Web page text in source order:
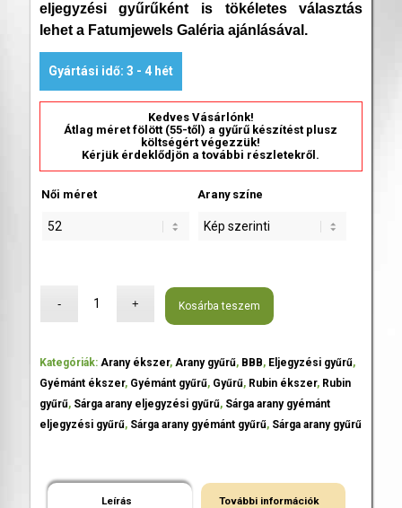
eljegyzési gyűrűként is tökéletes választás
lehet a Fatumjewels Galéria ajánlásával.
Gyártási idő: 3 - 4 hét
Kedves Vásárlónk!
Átlag méret fölött (55-től) a gyűrű készítést plusz
költségért végezzük!
Kérjük érdeklődjön a további részletekről.
Női méret Arany színe
Kosárba teszem
Kategóriák: Arany ékszer, Arany gyűrű, BBB, Eljegyzési gyűrű,
Gyémánt ékszer, Gyémánt gyűrű, Gyűrű, Rubin ékszer, Rubin
gyűrű, Sárga arany eljegyzési gyűrű, Sárga arany gyémánt
eljegyzési gyűrű, Sárga arany gyémánt gyűrű, Sárga arany gyűrű
Leírás További információk